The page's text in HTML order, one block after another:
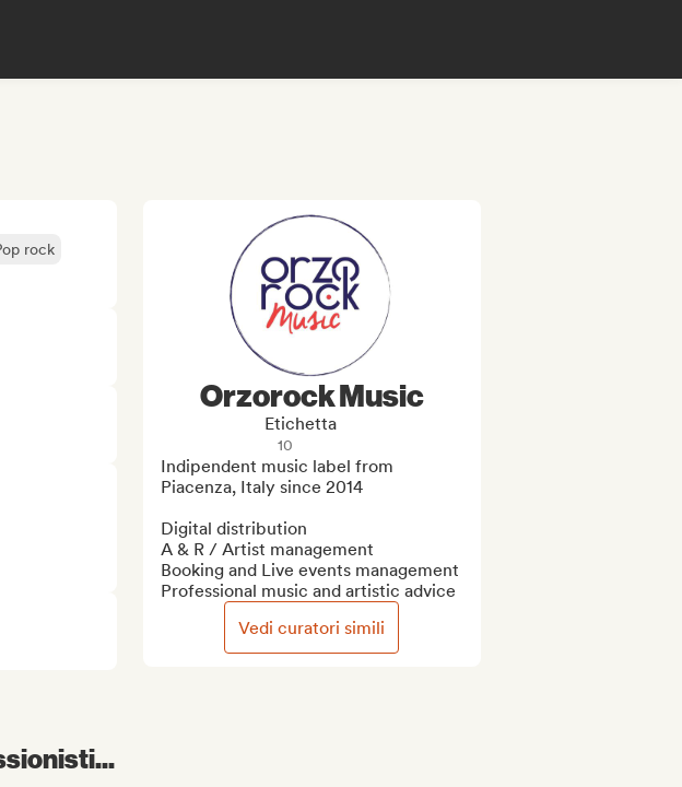
rock
Orzorock Music
Etichetta
10
Indipendent music label from
Piacenza, Italy since 2014
Digital distribution
A & R / Artist management
Booking and Live events management
Professional music and artistic advice
Vedi curatori simili